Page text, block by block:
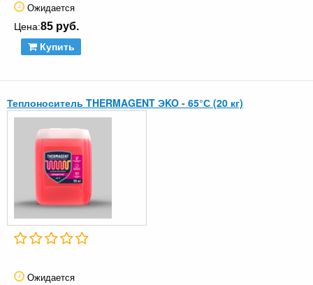
Ожидается
Цена:85 руб.
Купить
Теплоноситель THERMAGENT ЭKO - 65°С (20 кг)
Ожидается